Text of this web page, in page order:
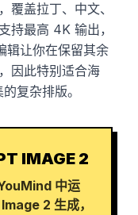
覆盖拉丁、中文、
持最高 4K 输出，
辑让你在保留其余
因此特别适合海
复杂排版。
IMAGE 2
中运
2 生成，